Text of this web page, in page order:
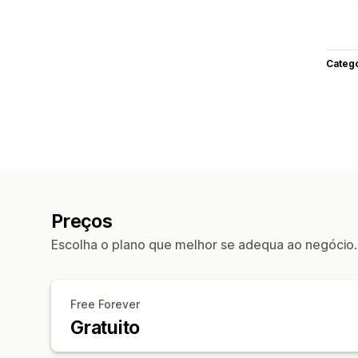
Preços
Escolha o plano que melhor se adequa ao negócio.
Free Forever
Gratuito